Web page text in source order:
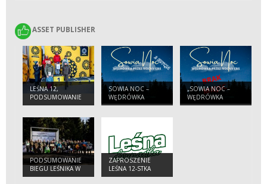
ASSET PUBLISHER
ASSET PUBLISHER
LEŚNA 12,
PODSUMOWANIE
2026
SOWIA NOC –
WĘDRÓWKA
PRZEZ NOCNY LAS
„SOWIA NOC –
WĘDRÓWKA
PRZEZ NOCNY
PODSUMOWANIE
BIEGU LEŚNIKA W
NADLEŚNICTWIE
ZAPROSZENIE
LEŚNA 12-STKA